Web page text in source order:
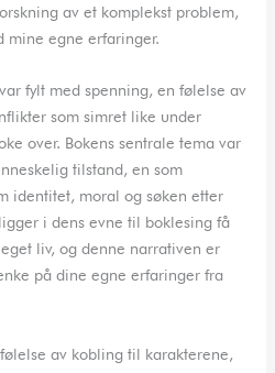
av et komplekst problem,
mine egne erfaringer.
fylt med spenning, en følelse av
som simret like under
over. Bokens sentrale tema var
tilstand, en som
identitet, moral og søken etter
i dens evne til boklesing få
liv, og denne narrativen er
på dine egne erfaringer fra
av kobling til karakterene,